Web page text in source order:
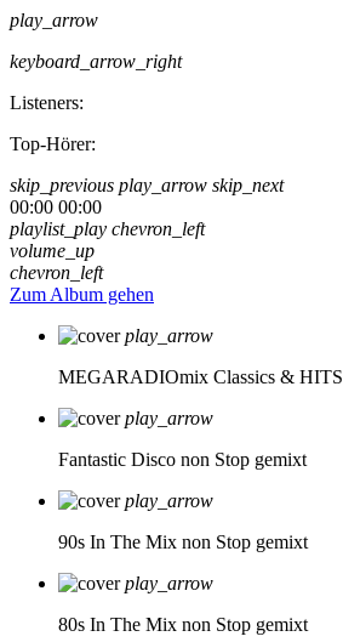
play_arrow
keyboard_arrow_right
Listeners:
Top-Hörer:
skip_previous play_arrow skip_next
00:00 00:00
playlist_play chevron_left
volume_up
chevron_left
Zum Album gehen
play_arrow
MEGARADIOmix Classics & HITS
play_arrow
Fantastic Disco non Stop gemixt
play_arrow
90s In The Mix non Stop gemixt
play_arrow
80s In The Mix non Stop gemixt